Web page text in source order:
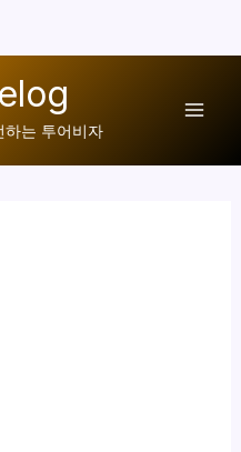
하는 투어비자